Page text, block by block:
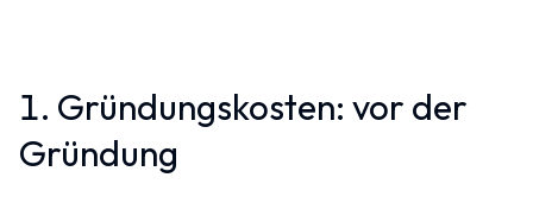
1. Gründungskosten: vor der
Gründung